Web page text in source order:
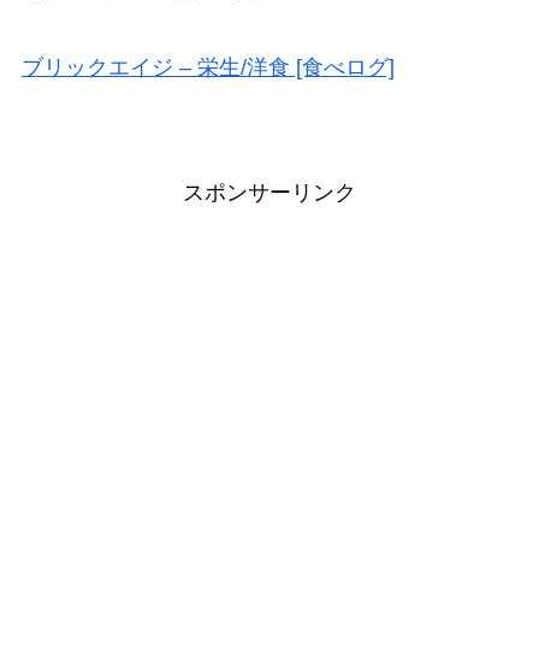
ブリックエイジ – 栄生/洋食 [食べログ]
スポンサーリンク